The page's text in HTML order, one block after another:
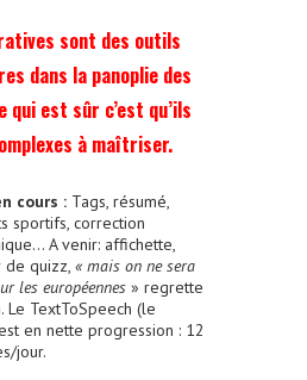
sont des outils
dans la panoplie des
qui est sûr c’est qu’ils
à maîtriser.
cours : Tags, résumé,
sportifs, correction
A venir: affichette,
de quizz, « mais on ne sera
les européennes » regrette
Le TextToSpeech (le
en nette progression : 12
jour.